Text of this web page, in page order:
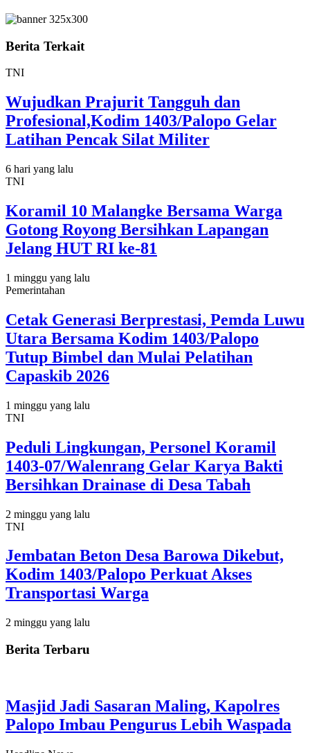
Berita Terkait
TNI
Wujudkan Prajurit Tangguh dan
Profesional,Kodim 1403/Palopo Gelar
Latihan Pencak Silat Militer
6 hari yang lalu
TNI
Koramil 10 Malangke Bersama Warga
Gotong Royong Bersihkan Lapangan
Jelang HUT RI ke-81
1 minggu yang lalu
Pemerintahan
Cetak Generasi Berprestasi, Pemda Luwu
Utara Bersama Kodim 1403/Palopo
Tutup Bimbel dan Mulai Pelatihan
Capaskib 2026
1 minggu yang lalu
TNI
Peduli Lingkungan, Personel Koramil
1403-07/Walenrang Gelar Karya Bakti
Bersihkan Drainase di Desa Tabah
2 minggu yang lalu
TNI
Jembatan Beton Desa Barowa Dikebut,
Kodim 1403/Palopo Perkuat Akses
Transportasi Warga
2 minggu yang lalu
Berita Terbaru
Masjid Jadi Sasaran Maling, Kapolres
Palopo Imbau Pengurus Lebih Waspada